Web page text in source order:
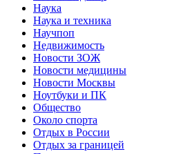
Наука
Наука и техника
Научпоп
Недвижимость
Новости ЗОЖ
Новости медицины
Новости Москвы
Ноутбуки и ПК
Общество
Около спорта
Отдых в России
Отдых за границей